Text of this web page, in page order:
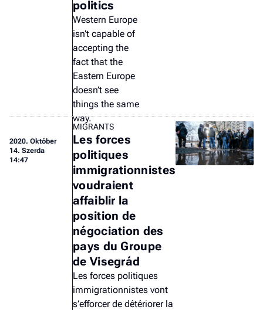
politics
Western Europe
isn’t capable of
accepting the
fact that the
Eastern Europe
doesn’t see
things the same
way.
2020. Október
14. Szerda
14:47
MIGRANTS
Les forces
politiques
immigrationnistes
voudraient
affaiblir la
position de
négociation des
pays du Groupe
de Visegrád
Les forces politiques
immigrationnistes vont
s’efforcer de détériorer la